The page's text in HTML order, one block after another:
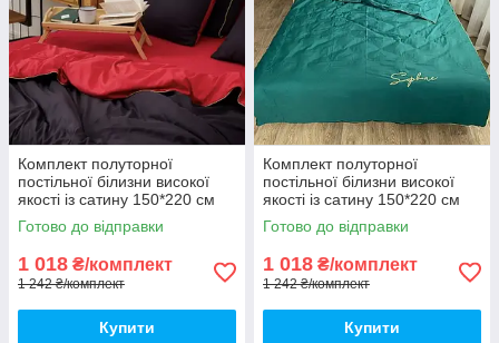
Комплект полуторної
постільної білизни високої
якості із сатину 150*220 см
Півтораспальний розмір
Готово до відправки
1 018 ₴/комплект
1 242 ₴/комплект
Купити
Комплект полуторної
постільної білизни високої
якості із сатину 150*220 см
Півтораспальний розмір
Готово до відправки
1 018 ₴/комплект
1 242 ₴/комплект
Купити